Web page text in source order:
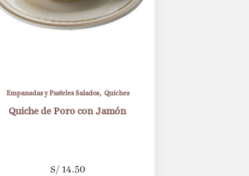
Empanadas y Pasteles Salados, Quiches
Quiche de Poro con Jamón
S/ 14.50